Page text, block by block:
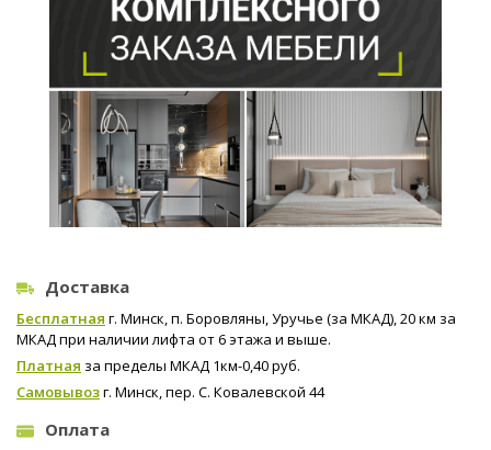
Доставка
Бесплатная г. Минск, п. Боровляны, Уручье (за МКАД), 20 км за
МКАД при наличии лифта от 6 этажа и выше.
Платная за пределы МКАД 1км-0,40 руб.
Самовывозг. Минск, пер. С. Ковалевской 44
Оплата